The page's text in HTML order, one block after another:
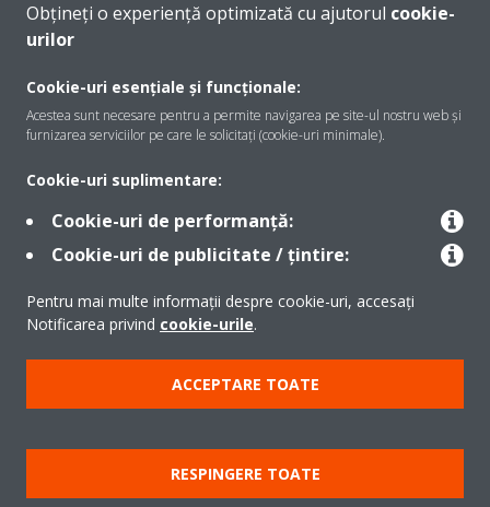
Despre Daikin
Contact
Produse
Copyright © Daikin
Notă legală
Cookie Notice
Politica de protecție a datelor
Etica corporativă
Termeni şi condiţii
Obțineți o experiență optimizată cu ajutorul cookie-
urilor
Cookie-uri esențiale și funcționale:
Acestea sunt necesare pentru a permite navigarea pe site-ul nostru web și
furnizarea serviciilor pe care le solicitați (cookie-uri minimale).
Cookie-uri suplimentare:
Cookie-uri de performanță:
Cookie-uri de publicitate / țintire:
Pentru mai multe informații despre cookie-uri, accesați
Notificarea privind cookie-urile.
ACCEPTARE TOATE
RESPINGERE TOATE